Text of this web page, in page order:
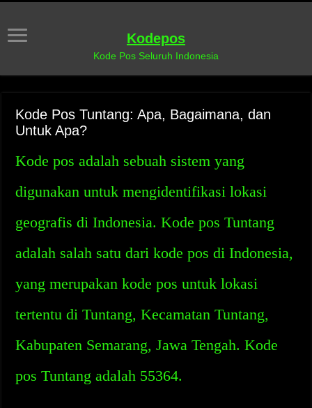
Kodepos
Kode Pos Seluruh Indonesia
Kode Pos Tuntang: Apa, Bagaimana, dan
Untuk Apa?
Kode pos adalah sebuah sistem yang
digunakan untuk mengidentifikasi lokasi
geografis di Indonesia. Kode pos Tuntang
adalah salah satu dari kode pos di Indonesia,
yang merupakan kode pos untuk lokasi
tertentu di Tuntang, Kecamatan Tuntang,
Kabupaten Semarang, Jawa Tengah. Kode
pos Tuntang adalah 55364.